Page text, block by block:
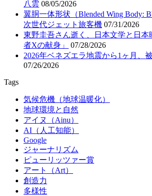
八雲 08/05/2026
翼胴一体形状（Blended Wing Body:
次世代ジェット旅客機 07/31/2026
東野圭吾さん逝く、日本文学と日本
者Xの献身」
07/28/2026
2026年ベネズエラ地震から1ヶ月、
07/26/2026
Tags
気候危機（地球温暖化）
地球環境と自然
アイヌ（Ainu）
AI（人工知能）
Google
ジャーナリズム
ピューリッツァー賞
アート（Art）
創造力
多様性